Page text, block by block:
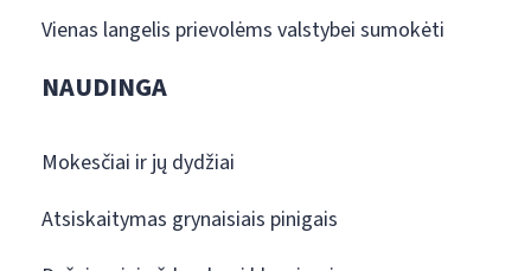
Vienas langelis prievolėms valstybei sumokėti
NAUDINGA
Mokesčiai ir jų dydžiai
Atsiskaitymas grynaisiais pinigais